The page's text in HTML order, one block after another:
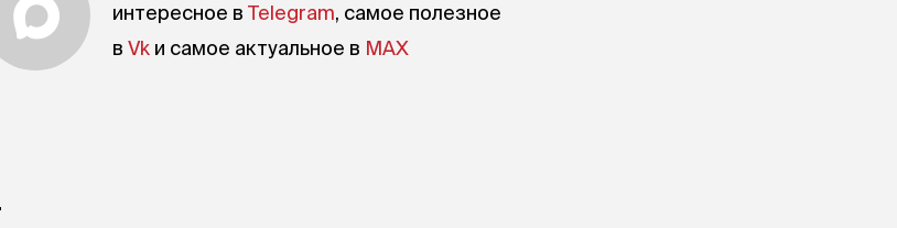
интересное в Telegram, самое полезное
в Vk и самое актуальное в MAX